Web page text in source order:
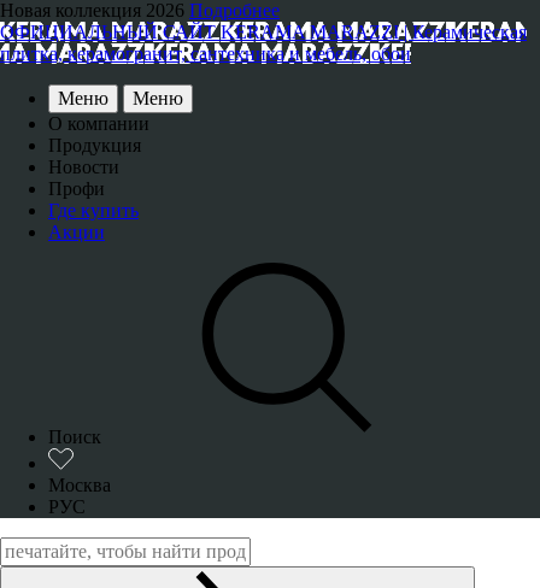
Новая коллекция 2026 Подробнее
ОФИЦИАЛЬНЫЙ САЙТ KERAMA MARAZZI | Керамическая
плитка, керамогранит, сантехника и мебель, обои
Меню
Меню
О компании
Продукция
Новости
Профи
Где купить
Акции
Поиск
Москва
РУС